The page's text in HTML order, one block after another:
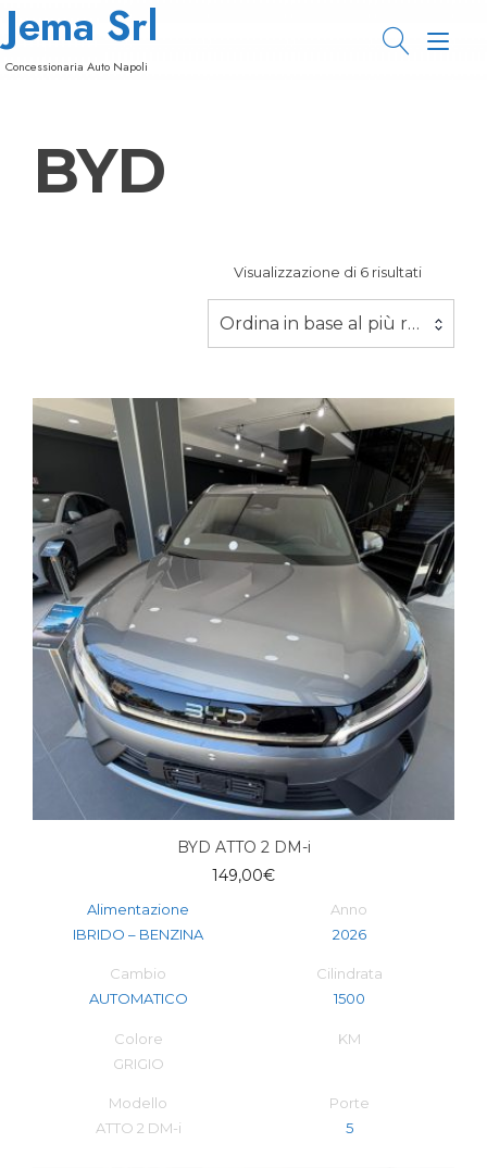
Passa
contenuto
Jema Srl
Concessionaria Auto Napoli
BYD
Visualizzazione di 6 risultatiOrdina
più
Ordina in base al più recente
BYD ATTO 2 DM-i
149,00€
Alimentazione
IBRIDO – BENZINA
Anno
2026
Cambio
AUTOMATICO
Cilindrata
1500
Colore
GRIGIO
KM
Modello
ATTO 2 DM-i
Porte
5